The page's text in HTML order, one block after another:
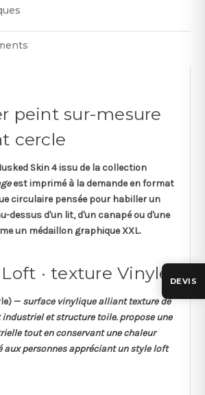
peint sur-mesure
cercle
Skin 4issu de la collection
est imprimé à la demande enformat
circulaire pensée pour habiller un
dessus d'un lit, d'un canapé ou d'une
un médaillon graphique XXL.
· texture Vinyle
— surface vinylique alliant texture de
et structure toile. propose une
tout en conservant une chaleur
aux personnes appréciant un style loft
DEVIS